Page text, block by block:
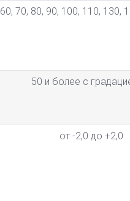
60, 70, 80, 90, 100, 110, 130,
50 и более с
от -2,0 до +2,0